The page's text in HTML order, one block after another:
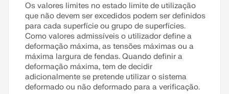
Os valores limites no estado limite de utilização
que não devem ser excedidos podem ser definidos
para cada superfície ou grupo de superfícies.
Como valores admissíveis o utilizador define a
deformação máxima, as tensões máximas ou a
máxima largura de fendas. Quando definir a
deformação máxima, tem de decidir
adicionalmente se pretende utilizar o sistema
deformado ou não deformado para a verificação.